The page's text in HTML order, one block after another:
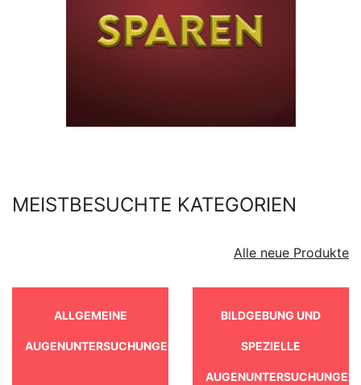
MEISTBESUCHTE KATEGORIEN
Alle neue Produkte
ALLGEMEINE
AUGENUNTERSUCHUNGEN
BILDGEBUNG UND
SPEZIELLE
AUGENUNTERSUCHUNGEN